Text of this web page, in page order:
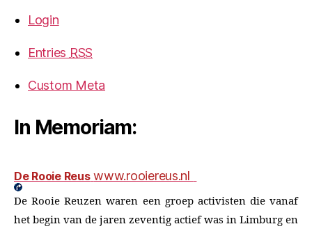
Login
Entries RSS
Custom Meta
In Memoriam:
De Rooie Reus www.rooiereus.nl
De Rooie Reuzen waren een groep activisten die vanaf
het begin van de jaren zeventig actief was in Limburg en